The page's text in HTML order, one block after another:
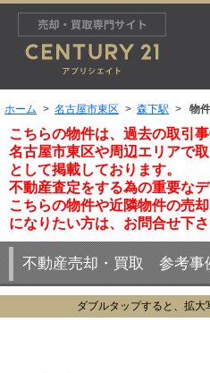
ホーム 名古屋市東区 森下駅 物
こちらの物件は、過去の取引事
名古屋市東区や周辺エリアで
として掲載しております。
不動産査定をする為の重要なデ
こちらの物件や近隣物件の売
になりたい方は、お問合せ下さ
不動産売却・買取 参考事
ダブルタップすると、拡